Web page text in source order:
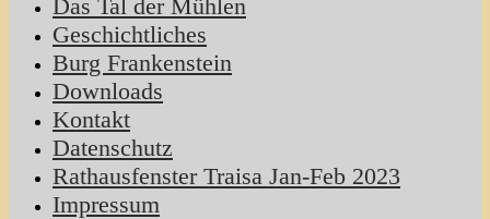
Das Tal der Mühlen
Geschichtliches
Burg Frankenstein
Downloads
Kontakt
Datenschutz
Rathausfenster Traisa Jan-Feb 2023
Impressum